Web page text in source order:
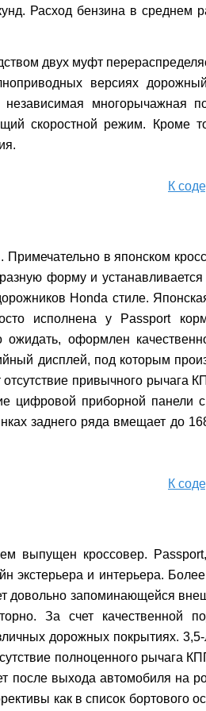
Расход бензина в среднем
двух муфт
версиях
многорычажная
скоростной режим. Кроме
К
в японском
форму и устанавливается
Honda стиле.
исполнена у Passport
оформлен
дисплей, под которым
привычного рычага
цифровой приборной панели
заднего ряда вмещает до
К
выпущен кроссовер.
экстерьера и интерьера.
довольно запоминающейся
За счет качественной
дорожных покрытиях.
полноценного рычага
после выхода автомобиля на
как в список бортового